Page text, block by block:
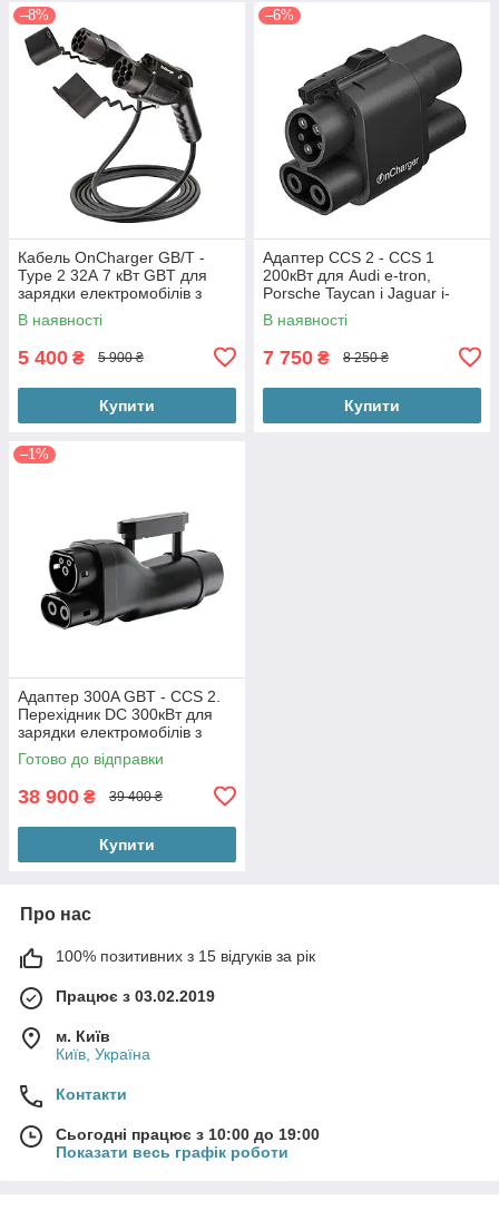
–8%
Кабель OnCharger GB/T -
Type 2 32А 7 кВт GBT для
зарядки електромобілів з
Китаю
В наявності
5 400 ₴ 5 900 ₴
Купити
–6%
Адаптер CCS 2 - CCS 1
200кВт для Audi e-tron,
Porsche Taycan і Jaguar i-
pace з США
В наявності
7 750 ₴ 8 250 ₴
Купити
–1%
Адаптер 300A GBT - CCS 2.
Перехідник DC 300кВт для
зарядки електромобілів з
Європи на станціях GBT DC.
Готово до відправки
38 900 ₴ 39 400 ₴
Купити
Про нас
100% позитивних з 15 відгуків за рік
Працює з 03.02.2019
м. Київ
Київ, Україна
Контакти
Сьогодні працює з 10:00 до 19:00
Показати весь графік роботи